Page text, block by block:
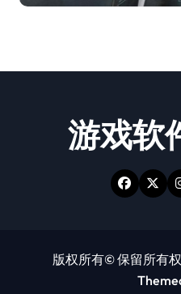
游戏软
版权所有© 保留所有